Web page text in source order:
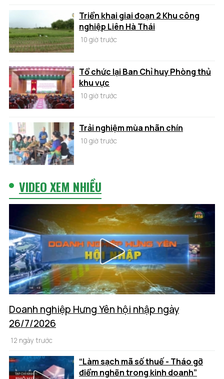
Triển khai giai đoạn 2 Khu công
nghiệp Liên Hà Thái
10 giờ trước
Tổ chức lại Ban Chỉ huy Phòng thủ
khu vực
10 giờ trước
Trải nghiệm mùa nhãn chín
10 giờ trước
VIDEO XEM NHIỀU
Doanh nghiệp Hưng Yên hội nhập ngày
26/7/2026
12 ngày trước
“Làm sạch mã số thuế - Tháo gỡ
điểm nghẽn trong kinh doanh”